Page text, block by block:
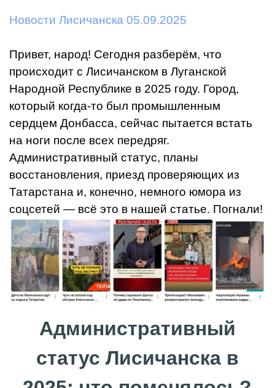
Новости Лисичанска 05.09.2025
Привет, народ! Сегодня разберём, что
происходит с Лисичанском в Луганской
Народной Республике в 2025 году. Город,
который когда-то был промышленным
сердцем Донбасса, сейчас пытается встать
на ноги после всех передряг.
Административный статус, планы
восстановления, приезд проверяющих из
Татарстана и, конечно, немного юмора из
соцсетей — всё это в нашей статье. Погнали!
Административный
статус Лисичанска в